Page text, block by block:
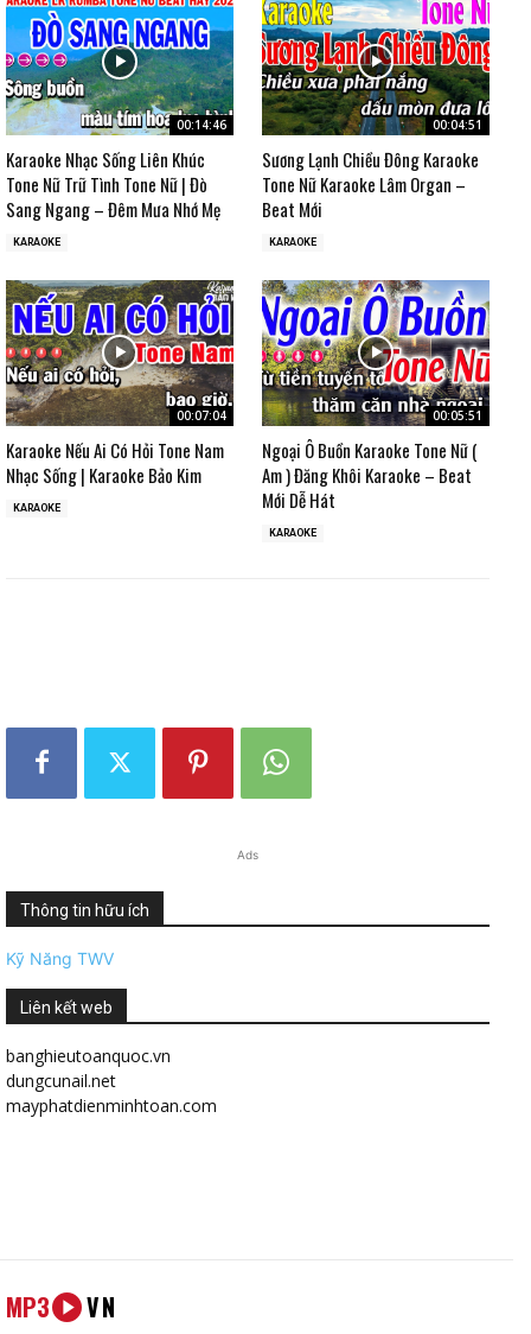
00:14:46
Karaoke Nhạc Sống Liên Khúc
Tone Nữ Trữ Tình Tone Nữ | Đò
Sang Ngang – Đêm Mưa Nhớ Mẹ
KARAOKE
00:04:51
Sương Lạnh Chiều Đông Karaoke
Tone Nữ Karaoke Lâm Organ –
Beat Mới
KARAOKE
00:07:04
Karaoke Nếu Ai Có Hỏi Tone Nam
Nhạc Sống | Karaoke Bảo Kim
KARAOKE
00:05:51
Ngoại Ô Buồn Karaoke Tone Nữ (
Am ) Đăng Khôi Karaoke – Beat
Mới Dễ Hát
KARAOKE
Ads
Thông tin hữu ích
Kỹ Năng TWV
Liên kết web
banghieutoanquoc.vn
dungcunail.net
mayphatdienminhtoan.com
MP3 VN